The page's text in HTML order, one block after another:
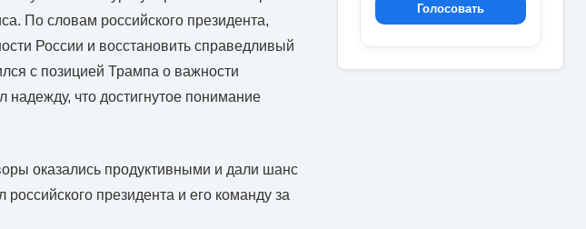
По словам российского президента,
России и восстановить справедливый
с позицией Трампа о важности
что достигнутое понимание
оказались продуктивными и дали шанс
президента и его команду за
Голосовать